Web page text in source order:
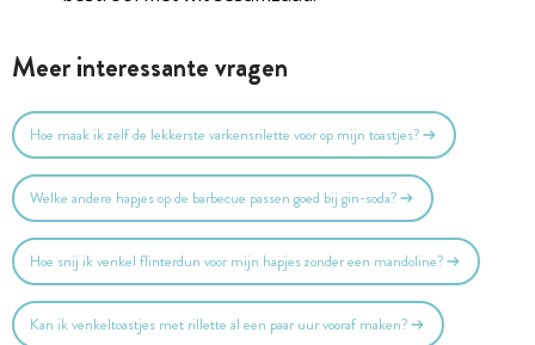
Meer interessante vragen
Hoe maak ik zelf de lekkerste varkensrilette voor op mijn toastjes?
Welke andere hapjes op de barbecue passen goed bij gin-soda?
Hoe snij ik venkel flinterdun voor mijn hapjes zonder een mandoline?
Kan ik venkeltoastjes met rillette al een paar uur vooraf maken?